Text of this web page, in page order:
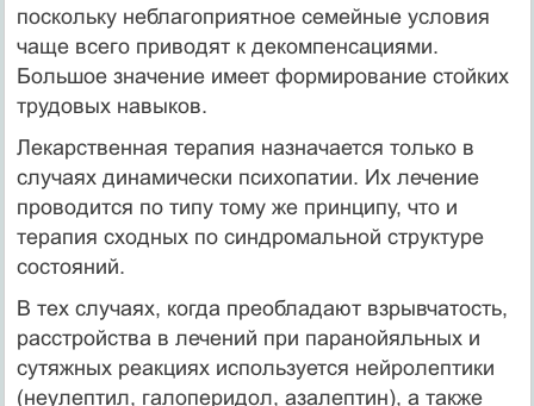
поскольку неблагоприятное семейные условия
чаще всего приводят к декомпенсациями.
Большое значение имеет формирование стойких
трудовых навыков.
Лекарственная терапия назначается только в
случаях динамически психопатии. Их лечение
проводится по типу тому же принципу, что и
терапия сходных по синдромальной структуре
состояний.
В тех случаях, когда преобладают взрывчатость,
расстройства в лечений при паранойяльных и
сутяжных реакциях используется нейролептики
(неулептил, галоперидол, азалептин), а также